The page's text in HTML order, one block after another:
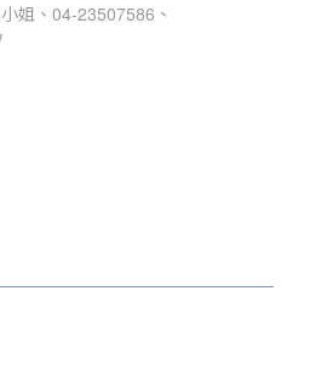
姐、04-23507586、